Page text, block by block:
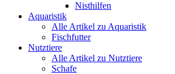
Nisthilfen
Aquaristik
Alle Artikel zu Aquaristik
Fischfutter
Nutztiere
Alle Artikel zu Nutztiere
Schafe